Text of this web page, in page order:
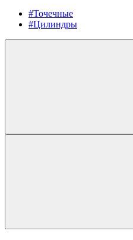
#Точечные
#Цилиндры